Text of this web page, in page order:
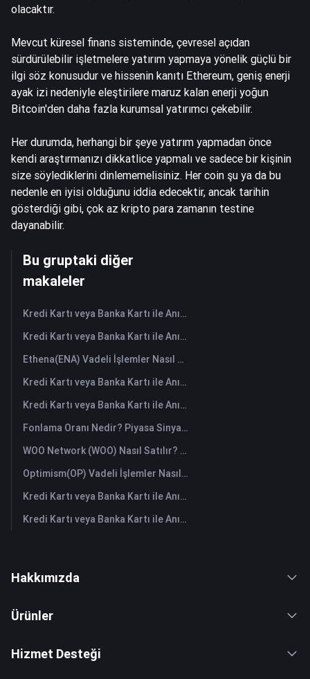
olacaktır.
Mevcut küresel finans sisteminde, çevresel açıdan
sürdürülebilir işletmelere yatırım yapmaya yönelik güçlü bir
ilgi söz konusudur ve hissenin kanıtı Ethereum, geniş enerji
ayak izi nedeniyle eleştirilere maruz kalan enerji yoğun
Bitcoin'den daha fazla kurumsal yatırımcı çekebilir.
Her durumda, herhangi bir şeye yatırım yapmadan önce
kendi araştırmanızı dikkatlice yapmalı ve sadece bir kişinin
size söylediklerini dinlememelisiniz. Her coin şu ya da bu
nedenle en iyisi olduğunu iddia edecektir, ancak tarihin
gösterdiği gibi, çok az kripto para zamanın testine
dayanabilir.
Bu gruptaki diğer
makaleler
Kredi Kartı veya Banka Kartı ile Anında HANePlatform (HANEP) Satın Alın
Kredi Kartı veya Banka Kartı ile Anında Cropto Wheat Token (CROW) Satın Alın
Ethena(ENA) Vadeli İşlemler Nasıl Yapılır: Yeni Başlayanlar İçin Kapsamlı Bir Rehber
Kredi Kartı veya Banka Kartı ile Anında Tutorial (TUT) Satın Alın
Kredi Kartı veya Banka Kartı ile Anında Space ID (ID) Satın Alın
Fonlama Oranı Nedir? Piyasa Sinyallerini ve Yaygın Yanlış Kullanımlarını Anlamak
WOO Network (WOO) Nasıl Satılır? | FameEX
Optimism(OP) Vadeli İşlemler Nasıl Yapılır: Yeni Başlayanlar İçin Kapsamlı Bir Rehber
Kredi Kartı veya Banka Kartı ile Anında Starknet (STRK) Satın Alın
Kredi Kartı veya Banka Kartı ile Anında The Graph (GRT) Satın Alın
Hakkımızda
Ürünler
Hizmet Desteği